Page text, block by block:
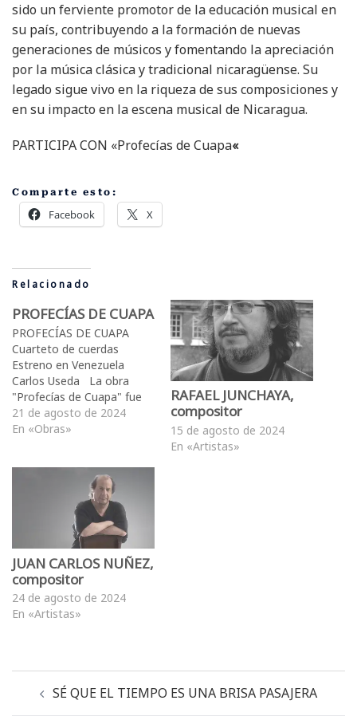
sido un ferviente promotor de la educación musical en
su país, contribuyendo a la formación de nuevas
generaciones de músicos y fomentando la apreciación
por la música clásica y tradicional nicaragüense. Su
legado sigue vivo en la riqueza de sus composiciones y
en su impacto en la escena musical de Nicaragua.
PARTICIPA CON «Profecías de Cuapa«
Comparte esto:
Facebook X
Relacionado
PROFECÍAS DE CUAPA
PROFECÍAS DE CUAPA
Cuarteto de cuerdas
Estreno en Venezuela
Carlos Useda La obra
"Profecías de Cuapa" fue
compuesta bajo la tutela
del compositor
Esta obra hace referencia a
las apariciones de la virgen
María a un vidente en la
zona montañosa…
21 de agosto de 2024
En «Obras»
RAFAEL JUNCHAYA,
compositor
15 de agosto de 2024
En «Artistas»
JUAN CARLOS NUÑEZ,
compositor
24 de agosto de 2024
En «Artistas»
SÉ QUE EL TIEMPO ES UNA BRISA PASAJERA